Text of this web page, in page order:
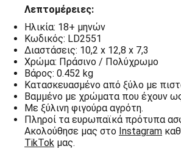
Λεπτομέρειες:
Ηλικία: 18+ μηνών
Κωδικός: LD2551
Διαστάσεις: 10,2 x 12,8 x 7,3
Χρώμα: Πράσινο / Πολύχρωμο
Βάρος: 0.452 kg
Κατασκευασμένο από ξύλο με
Βαμμένο με χρώματα που έχουν
Με ξύλινη φιγούρα αγρότη.
Πληροί τα ευρωπαϊκά πρότυπα
Ακολούθησε μας στο Instagram
TikTok μας.